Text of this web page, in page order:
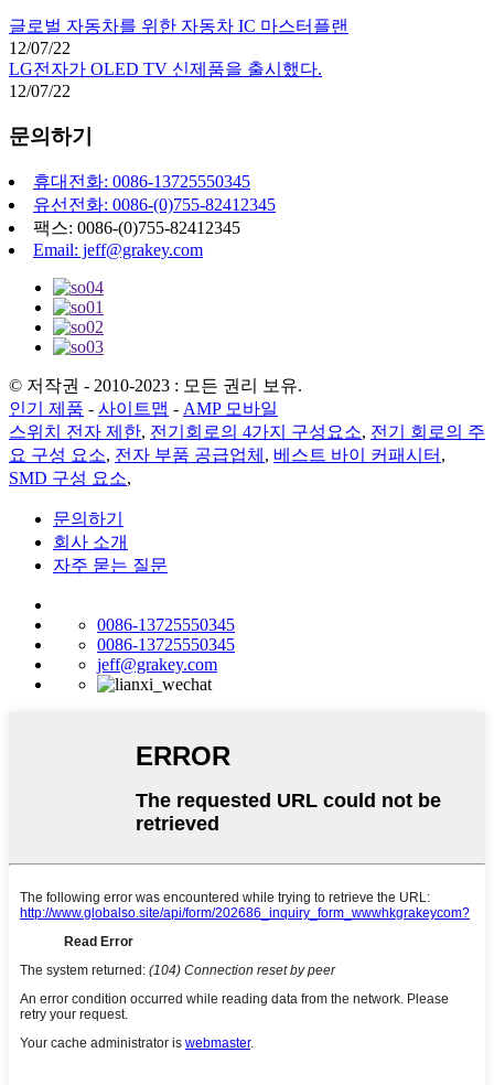
글로벌 자동차를 위한 자동차 IC 마스터플랜
12/07/22
LG전자가 OLED TV 신제품을 출시했다.
12/07/22
문의하기
휴대전화: 0086-13725550345
유선전화: 0086-(0)755-82412345
팩스: 0086-(0)755-82412345
Email: jeff@grakey.com
© 저작권 - 2010-2023 : 모든 권리 보유.
인기 제품 - 사이트맵 - AMP 모바일
스위치 전자 제한, 전기회로의 4가지 구성요소, 전기 회로의 주
요 구성 요소, 전자 부품 공급업체 , 베스트 바이 커패시터 ,
SMD 구성 요소,
문의하기
회사 소개
자주 묻는 질문
0086-13725550345
0086-13725550345
jeff@grakey.com